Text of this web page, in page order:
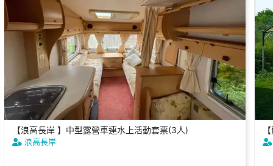
【浪高長岸 】中型露營車連水上活動套票(3人)
浪高長岸